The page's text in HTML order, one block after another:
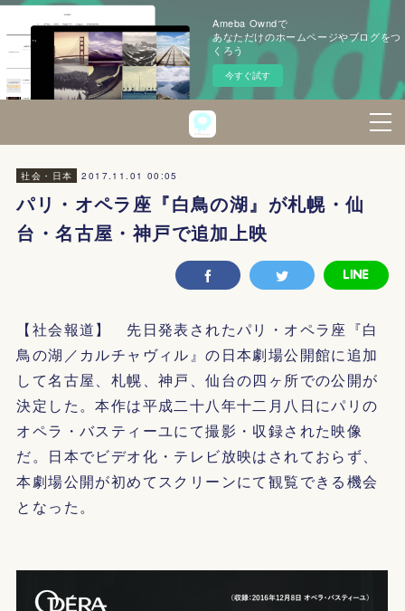
Ameba Owndで
あなただけのホームページやブログをつ
くろう
今すぐ試す
社会・日本 2017.11.01 00:05
パリ・オペラ座『白鳥の湖』が札幌・仙
台・名古屋・神戸で追加上映
【社会報道】 先日発表されたパリ・オペラ座『白
鳥の湖／カルチャヴィル』の日本劇場公開館に追加
して名古屋、札幌、神戸、仙台の四ヶ所での公開が
決定した。本作は平成二十八年十二月八日にパリの
オペラ・バスティーユにて撮影・収録された映像
だ。日本でビデオ化・テレビ放映はされておらず、
本劇場公開が初めてスクリーンにて観覧できる機会
となった。